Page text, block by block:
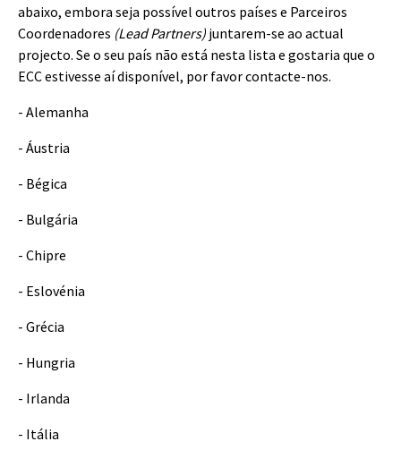
abaixo, embora seja possí­vel outros paí­ses e Parceiros
Coordenadores (Lead Partners) juntarem-se ao actual
projecto. Se o seu país não está nesta lista e gostaria que o
ECC estivesse aí disponível, por favor contacte-nos.
- Alemanha
- Áustria
- Bégica
- Bulgária
- Chipre
- Eslovénia
- Grécia
- Hungria
- Irlanda
- Itália